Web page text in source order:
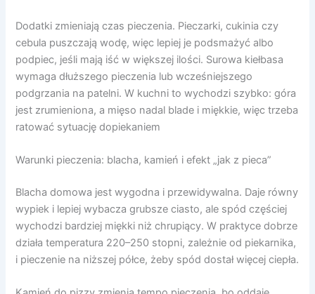
Dodatki zmieniają czas pieczenia. Pieczarki, cukinia czy
cebula puszczają wodę, więc lepiej je podsmażyć albo
podpiec, jeśli mają iść w większej ilości. Surowa kiełbasa
wymaga dłuższego pieczenia lub wcześniejszego
podgrzania na patelni. W kuchni to wychodzi szybko: góra
jest zrumieniona, a mięso nadal blade i miękkie, więc trzeba
ratować sytuację dopiekaniem
Warunki pieczenia: blacha, kamień i efekt „jak z pieca”
Blacha domowa jest wygodna i przewidywalna. Daje równy
wypiek i lepiej wybacza grubsze ciasto, ale spód częściej
wychodzi bardziej miękki niż chrupiący. W praktyce dobrze
działa temperatura 220–250 stopni, zależnie od piekarnika,
i pieczenie na niższej półce, żeby spód dostał więcej ciepła.